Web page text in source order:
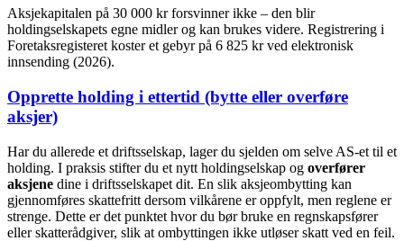
Aksjekapitalen på 30 000 kr forsvinner ikke – den blir
holdingselskapets egne midler og kan brukes videre. Registrering i
Foretaksregisteret koster et gebyr på 6 825 kr ved elektronisk
innsending (2026).
Opprette holding i ettertid (bytte eller overføre
aksjer)
Har du allerede et driftsselskap, lager du sjelden om selve AS-et til et
holding. I praksis stifter du et nytt holdingselskap og overfører
aksjene dine i driftsselskapet dit. En slik aksjeombytting kan
gjennomføres skattefritt dersom vilkårene er oppfylt, men reglene er
strenge. Dette er det punktet hvor du bør bruke en regnskapsfører
eller skatterådgiver, slik at ombyttingen ikke utløser skatt ved en feil.